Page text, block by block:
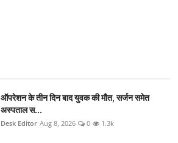
ऑपरेशन के तीन दिन बाद युवक की मौत, सर्जन समेत
अस्पताल स...
Desk Editor Aug 8, 2026 0 1.3k